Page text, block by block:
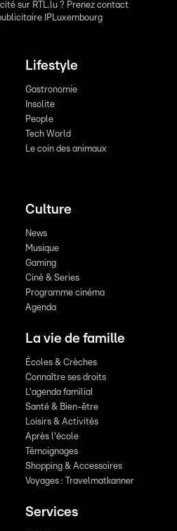
sur RTL.lu ? Prenez contact
IPLuxembourg
Lifestyle
Gastronomie
Insolite
People
Tech World
Le coin des animaux
Culture
News
Musique
Gaming
Ciné & Series
Programme cinéma
Agenda
La vie de famille
Écoles & Crèches
Connaître ses droits
L'agenda familial
Santé & Bien-être
Loisirs & Activités
Après l'école
Témoignages
Shopping & Accessoires
Voyages : Travelmatkanner
Services